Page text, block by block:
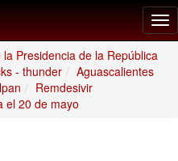
la Presidencia de la República
- thunder
Aguascalientes
Remdesivir
el 20 de mayo